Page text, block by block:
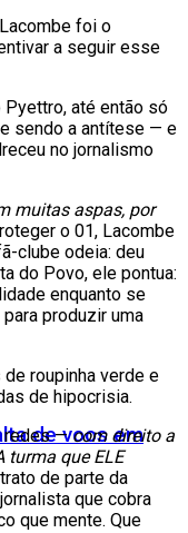
de voos em
foi o
a seguir esse
Pyettro, até então só
sendo a antítese — e
no jornalismo
muitas aspas, por
o 01, Lacombe
clube odeia: deu
do Povo, ele pontua:
enquanto se
produzir uma
roupinha verde e
de hipocrisia.
redes —com direito a
turma que ELE
de parte da
que cobra
que mente. Que